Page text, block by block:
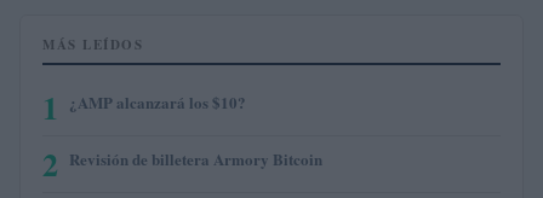
MÁS LEÍDOS
1 ¿AMP alcanzará los $10?
2 Revisión de billetera Armory Bitcoin